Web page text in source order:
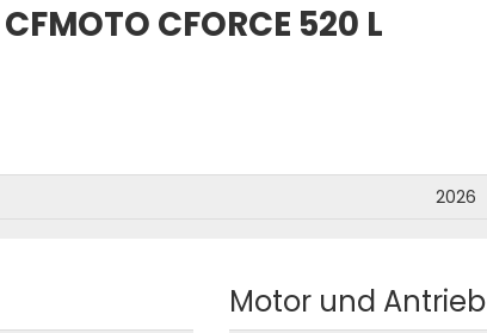
CFMOTO CFORCE 520 L
2026
Motor und Antrieb